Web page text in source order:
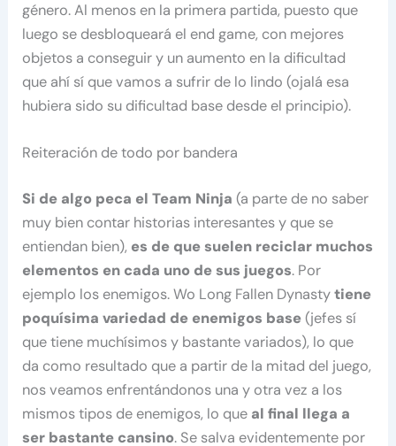
género. Al menos en la primera partida, puesto que
luego se desbloqueará el end game, con mejores
objetos a conseguir y un aumento en la dificultad
que ahí sí que vamos a sufrir de lo lindo (ojalá esa
hubiera sido su dificultad base desde el principio).
Reiteración de todo por bandera
Si de algo peca el Team Ninja (a parte de no saber
muy bien contar historias interesantes y que se
entiendan bien), es de que suelen reciclar muchos
elementos en cada uno de sus juegos. Por
ejemplo los enemigos. Wo Long Fallen Dynastytiene
poquísima variedad de enemigos base(jefes sí
que tiene muchísimos y bastante variados), lo que
da como resultado que a partir de la mitad del juego,
nos veamos enfrentándonos una y otra vez a los
mismos tipos de enemigos, lo que al final llega a
ser bastante cansino. Se salva evidentemente por